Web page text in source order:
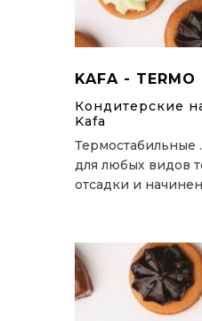
KAFA - TERMO
Кондитерские
Kafa
Термостабильные
для любых видов
отсадки и